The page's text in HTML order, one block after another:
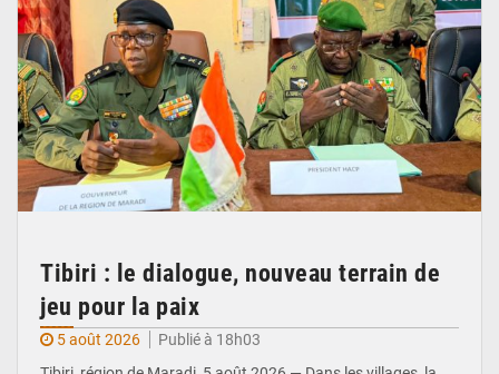
Tibiri : le dialogue, nouveau terrain de
jeu pour la paix
5 août 2026
Publié à 18h03